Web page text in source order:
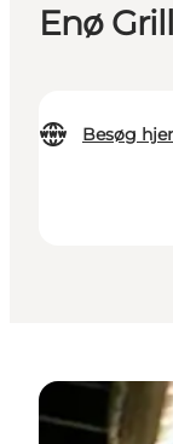
Enø
Besøg